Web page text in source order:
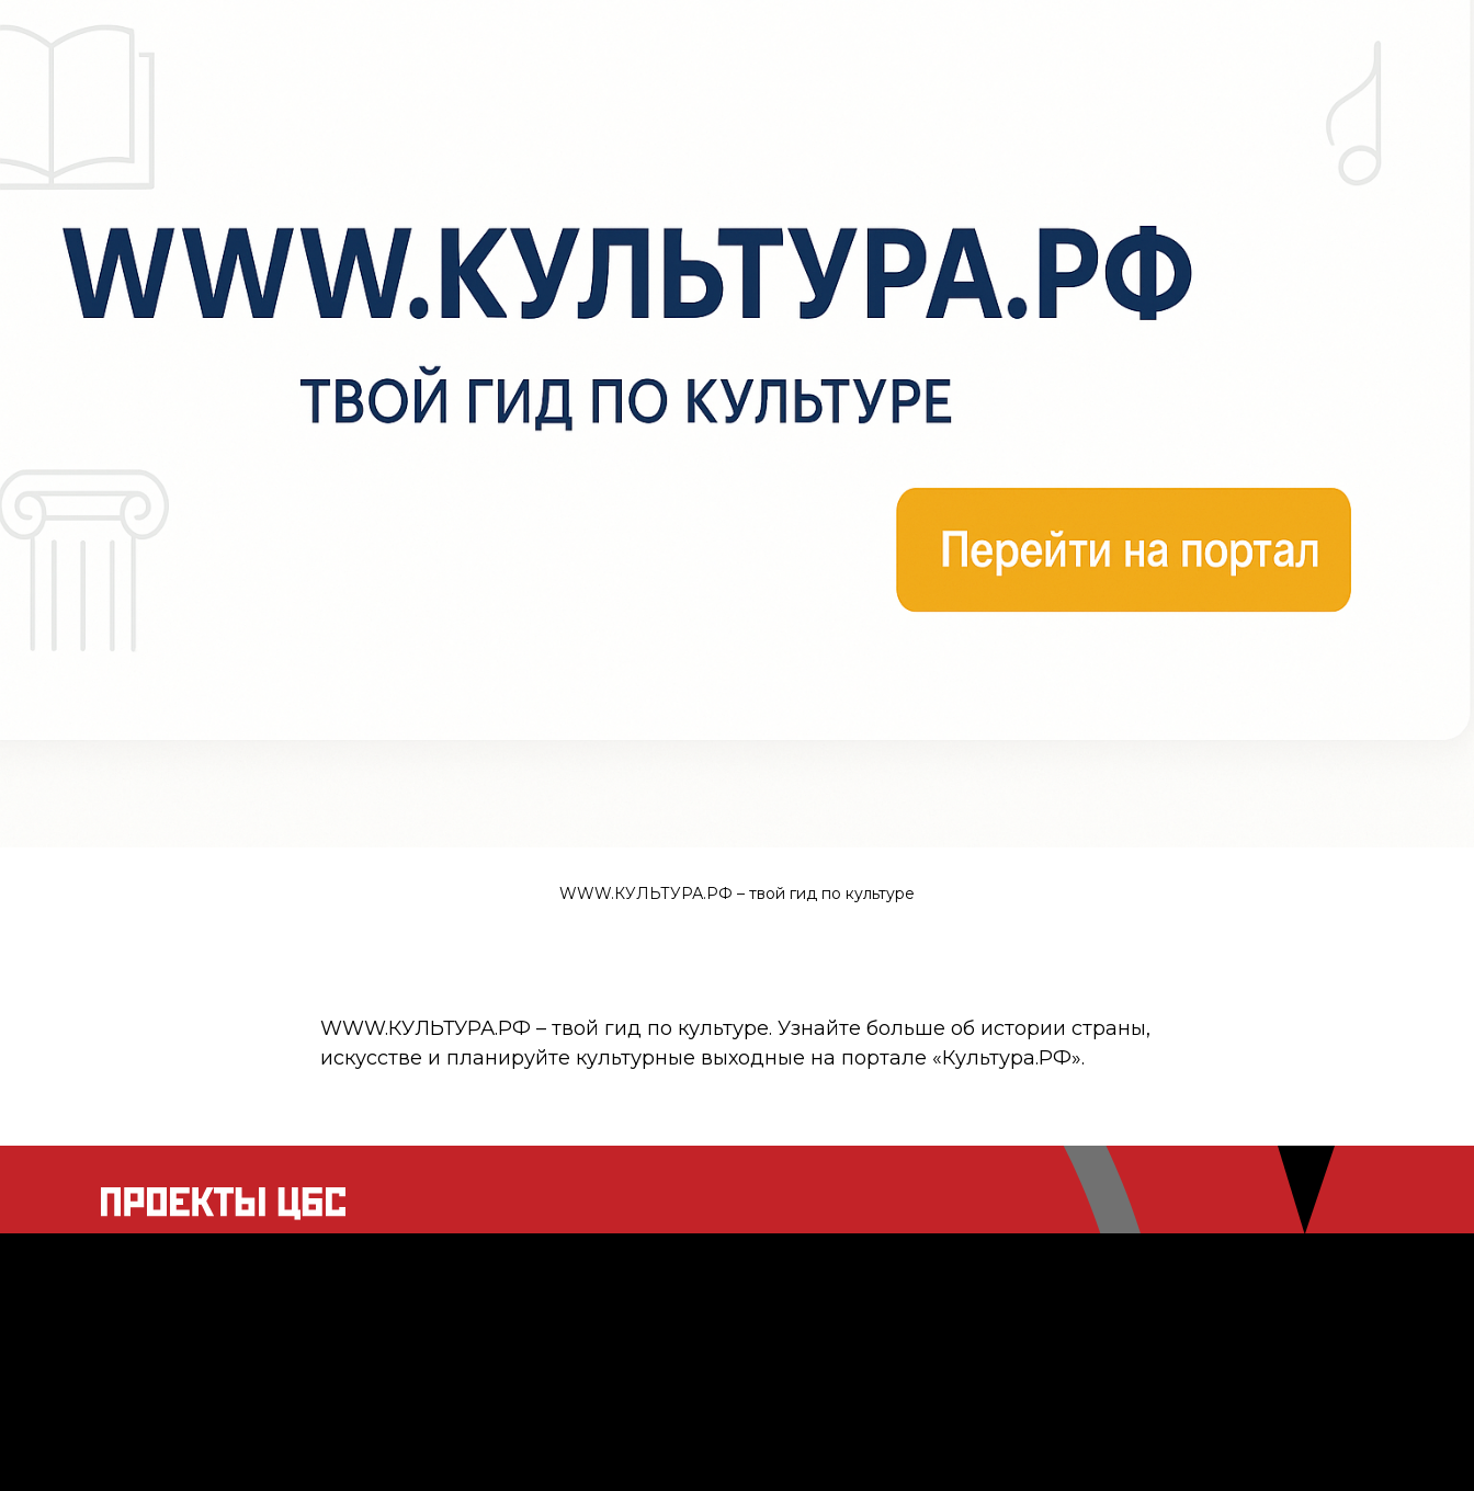
WWW.КУЛЬТУРА.РФ – твой гид по культуре
WWW.КУЛЬТУРА.РФ – твой гид по культуре. Узнайте больше об истории страны,
искусстве и планируйте культурные выходные на портале «Культура.РФ».